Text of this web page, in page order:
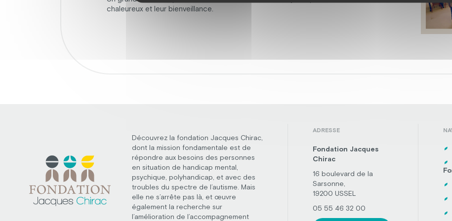
chaleureux et leur bienveillance.
Découvrez la fondation Jacques Chirac,
dont la mission fondamentale est de
répondre aux besoins des personnes
en situation de handicap mental,
psychique, polyhandicap, et avec des
troubles du spectre de l’autisme. Mais
elle ne s’arrête pas là, et œuvre
également la recherche sur
l’amélioration de l’accompagnement
ADRESSE
Fondation Jacques
Chirac
16 boulevard de la
Sarsonne,
19200 USSEL
05 55 46 32 00